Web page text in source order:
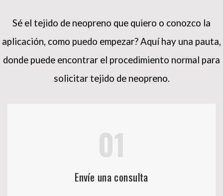
Sé el tejido de neopreno que quiero o conozco la
aplicación, como puedo empezar?Aquí hay una pauta,
donde puede encontrar el procedimiento normal para
solicitar tejido de neopreno.
01
Envíe una consulta